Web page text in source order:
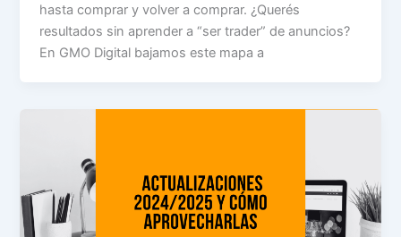
hasta comprar y volver a comprar. ¿Querés
resultados sin aprender a “ser trader” de anuncios?
En GMO Digital bajamos este mapa a